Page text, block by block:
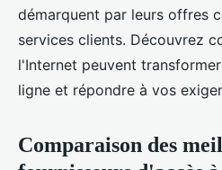
démarquent par leurs offres
services clients. Découvrez
l'Internet peuvent
ligne et répondre à vos
Comparaison des